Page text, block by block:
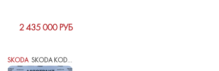
2 435 000 РУБ
SKODASKODA KODIAQ I